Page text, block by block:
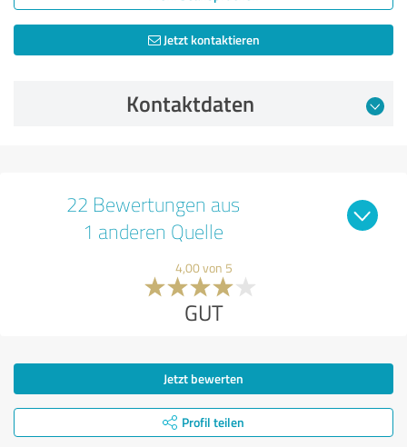
Jetzt kontaktieren
Kontaktdaten
22 Bewertungen aus
1 anderen Quelle
4,00 von 5
GUT
Jetzt bewerten
Profil teilen